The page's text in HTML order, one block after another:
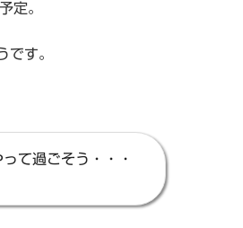
定。
です。
て過ごそう・・・